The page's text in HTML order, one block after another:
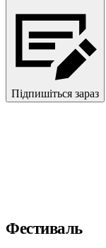
Підпишіться зараз
Фестиваль